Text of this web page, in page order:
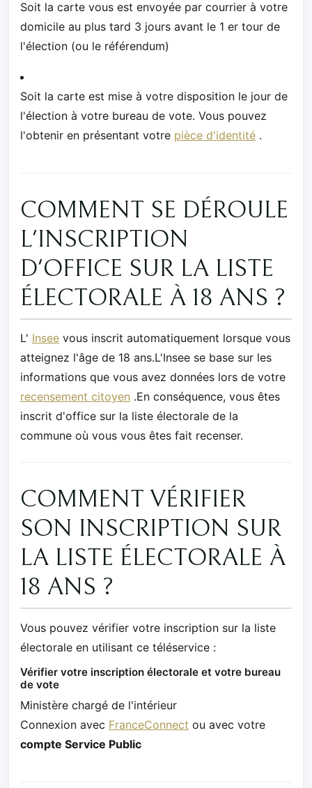
Soit la carte vous est envoyée par courrier à votre
domicile au plus tard 3 jours avant le 1 er tour de
l'élection (ou le référendum)
Soit la carte est mise à votre disposition le jour de
l'élection à votre bureau de vote. Vous pouvez
l'obtenir en présentant votre pièce d'identité .
COMMENT SE DÉROULE
L'INSCRIPTION
D'OFFICE SUR LA LISTE
ÉLECTORALE À 18 ANS ?
L' Insee vous inscrit automatiquement lorsque vous
atteignez l'âge de 18 ans.L'Insee se base sur les
informations que vous avez données lors de votre
recensement citoyen .En conséquence, vous êtes
inscrit d'office sur la liste électorale de la
commune où vous vous êtes fait recenser.
COMMENT VÉRIFIER
SON INSCRIPTION SUR
LA LISTE ÉLECTORALE À
18 ANS ?
Vous pouvez vérifier votre inscription sur la liste
électorale en utilisant ce téléservice :
Vérifier votre inscription électorale et votre bureau
de vote
Ministère chargé de l'intérieur
Connexion avec FranceConnect ou avec votre
compte Service Public